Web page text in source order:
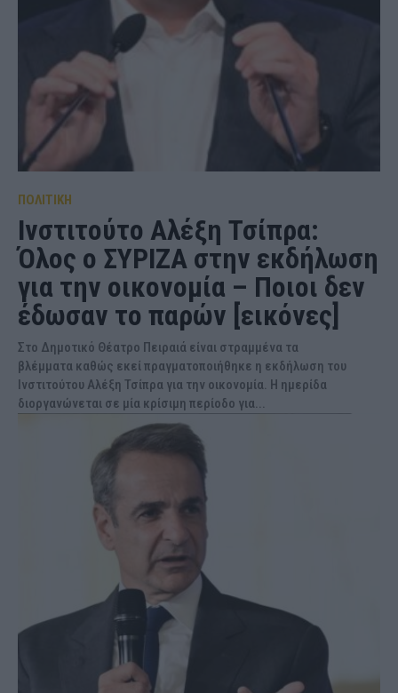
ΠΟΛΙΤΙΚΗ
Ινστιτούτο Αλέξη Τσίπρα:
Όλος ο ΣΥΡΙΖΑ στην εκδήλωση
για την οικονομία – Ποιοι δεν
έδωσαν το παρών [εικόνες]
Στο Δημοτικό Θέατρο Πειραιά είναι στραμμένα τα
βλέμματα καθώς εκεί πραγματοποιήθηκε η εκδήλωση του
Ινστιτούτου Αλέξη Τσίπρα για την οικονομία. Η ημερίδα
διοργανώνεται σε μία κρίσιμη περίοδο για...